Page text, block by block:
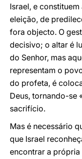
Israel, e
eleição, de
fora objecto. O
decisivo; o altar é
do Senhor, mas
representam o
do profeta, é
Deus, tornando-se
sacrifício.
Mas é necessário
que Israel
encontrar a